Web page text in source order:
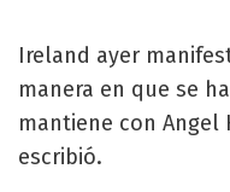
Ireland ayer
manera en que se
mantiene con Angel
escribió.